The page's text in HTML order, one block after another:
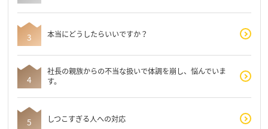
本当にどうしたらいいですか？
社長の親族からの不当な扱いで体調を崩し、悩んでいま
す。
しつこすぎる人への対応